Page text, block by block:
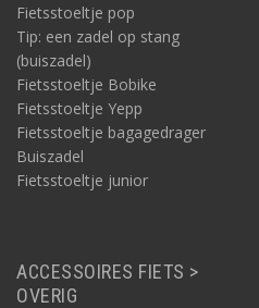
Fietsstoeltje pop
Tip: een zadel op stang
(buiszadel)
Fietsstoeltje Bobike
Fietsstoeltje Yepp
Fietsstoeltje bagagedrager
Buiszadel
Fietsstoeltje junior
ACCESSOIRES FIETS >
OVERIG